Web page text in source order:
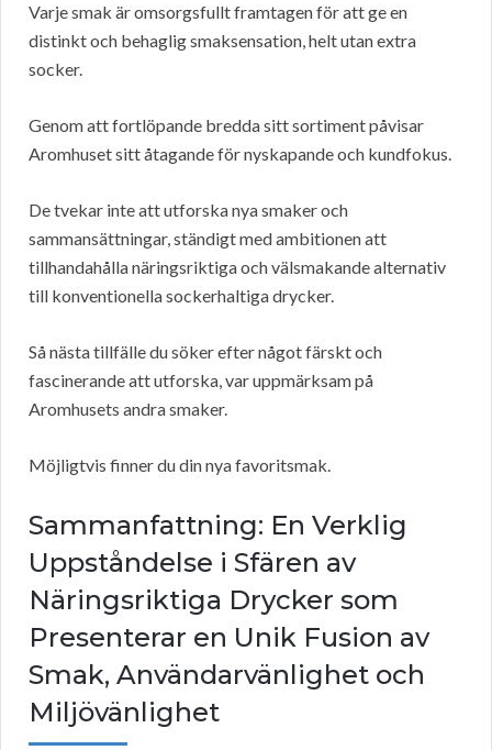
Varje smak är omsorgsfullt framtagen för att ge en
distinkt och behaglig smaksensation, helt utan extra
socker.
Genom att fortlöpande bredda sitt sortiment påvisar
Aromhuset sitt åtagande för nyskapande och kundfokus.
De tvekar inte att utforska nya smaker och
sammansättningar, ständigt med ambitionen att
tillhandahålla näringsriktiga och välsmakande alternativ
till konventionella sockerhaltiga drycker.
Så nästa tillfälle du söker efter något färskt och
fascinerande att utforska, var uppmärksam på
Aromhusets andra smaker.
Möjligtvis finner du din nya favoritsmak.
Sammanfattning: En Verklig
Uppståndelse i Sfären av
Näringsriktiga Drycker som
Presenterar en Unik Fusion av
Smak, Användarvänlighet och
Miljövänlighet